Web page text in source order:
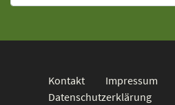
Kontakt
Impressum
Datenschutzerklärung